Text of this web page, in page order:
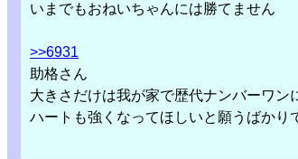
いまでもおねいちゃんには勝てません
>>6931
助格さん
大きさだけは我が家で歴代ナンバーワン
ハートも強くなってほしいと願うばかり